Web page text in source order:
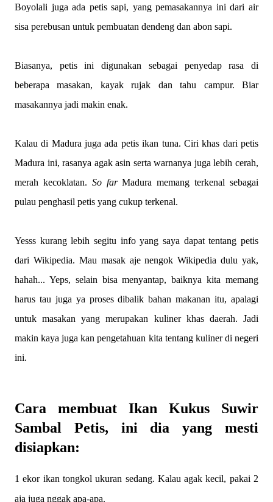
Boyolali juga ada petis sapi, yang pemasakannya ini dari air
sisa perebusan untuk pembuatan dendeng dan abon sapi.
Biasanya, petis ini digunakan sebagai penyedap rasa di
beberapa masakan, kayak rujak dan tahu campur. Biar
masakannya jadi makin enak.
Kalau di Madura juga ada petis ikan tuna. Ciri khas dari petis
Madura ini, rasanya agak asin serta warnanya juga lebih cerah,
merah kecoklatan. So farMadura memang terkenal sebagai
pulau penghasil petis yang cukup terkenal.
Yesss kurang lebih segitu info yang saya dapat tentang petis
dari Wikipedia. Mau masak aje nengok Wikipedia dulu yak,
hahah... Yeps, selain bisa menyantap, baiknya kita memang
harus tau juga ya proses dibalik bahan makanan itu, apalagi
untuk masakan yang merupakan kuliner khas daerah. Jadi
makin kaya juga kan pengetahuan kita tentang kuliner di negeri
ini.
Cara membuat Ikan Kukus Suwir
Sambal Petis, ini dia yang mesti
disiapkan:
1 ekor ikan tongkol ukuran sedang. Kalau agak kecil, pakai 2
aja juga nggak apa-apa.